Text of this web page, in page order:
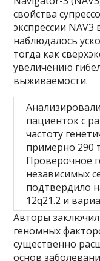
свойства
экспрессии
наблюдалось
тогда как
увеличению
выживаемости.
пациенток с
частоту
примерно 290
Проверочное
независимых
подтвердило
12q21.2 и
Авторы
геномных
существенно
основ